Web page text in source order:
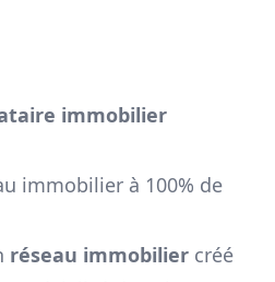
immobilier
immobilier à 100% de
réseau immobilier créé